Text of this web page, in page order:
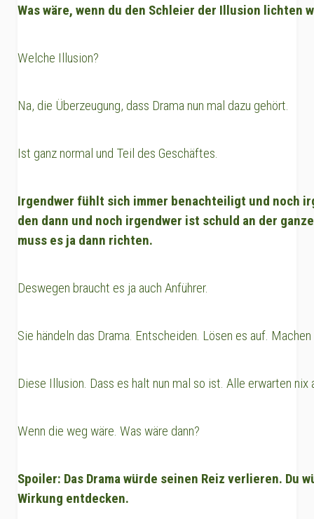
Was wäre, wenn du den Schleier der Illusion lichten
Welche Illusion?
Na, die Überzeugung, dass Drama nun mal dazu gehört.
Ist ganz normal und Teil des Geschäftes.
Irgendwer fühlt sich immer benachteiligt und noch
den dann und noch irgendwer ist schuld an der
muss es ja dann richten.
Deswegen braucht es ja auch Anführer.
Sie händeln das Drama. Entscheiden. Lösen es auf.
Diese Illusion. Dass es halt nun mal so ist. Alle erwarten nix
Wenn die weg wäre. Was wäre dann?
Spoiler: Das Drama würde seinen Reiz verlieren. Du
Wirkung entdecken.